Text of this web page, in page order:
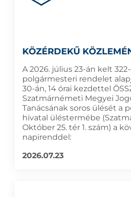
KÖZÉRDEKŰ
A 2026. július 23-án kelt
polgármesteri rendelet
30-án, 14 órai kezdettel
Szatmárnémeti Megyei
Tanácsának soros ülését a
hivatal üléstermébe
Október 25. tér 1. szám) a
napirenddel:
2026.07.23